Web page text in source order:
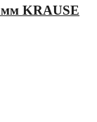
мм KRAUSE